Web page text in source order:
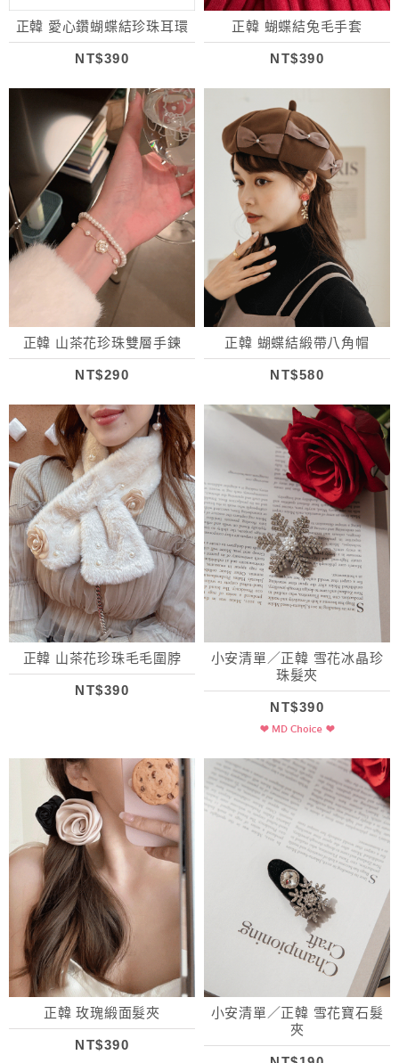
正韓 愛心鑽蝴蝶結珍珠耳環
NT$390
正韓 蝴蝶結兔毛手套
NT$390
正韓 山茶花珍珠雙層手鍊
NT$290
正韓 蝴蝶結緞帶八角帽
NT$580
正韓 山茶花珍珠毛毛圍脖
NT$390
小安清單／正韓 雪花冰晶珍
珠髮夾
NT$390
正韓 玫瑰緞面髮夾
NT$390
小安清單／正韓 雪花寶石髮
夾